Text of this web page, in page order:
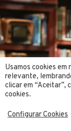
Usamos cookies
relevante,
clicar em “Aceitar”,
cookies.
Configurar Cookies